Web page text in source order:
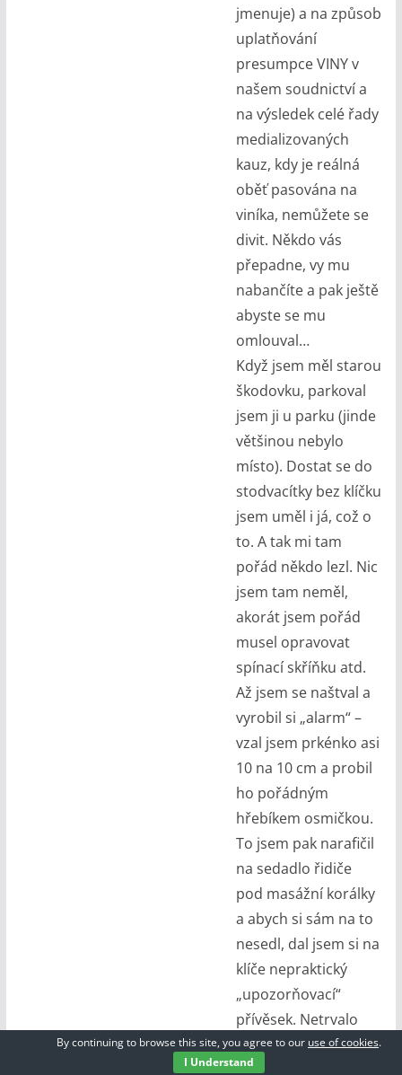
jmenuje) a na způsob
uplatňování
presumpce VINY v
našem soudnictví a
na výsledek celé řady
medializovaných
kauz, kdy je reálná
oběť pasována na
viníka, nemůžete se
divit. Někdo vás
přepadne, vy mu
nabančíte a pak ještě
abyste se mu
omlouval…
Když jsem měl starou
škodovku, parkoval
jsem ji u parku (jinde
většinou nebylo
místo). Dostat se do
stodvacítky bez klíčku
jsem uměl i já, což o
to. A tak mi tam
pořád někdo lezl. Nic
jsem tam neměl,
akorát jsem pořád
musel opravovat
spínací skříňku atd.
Až jsem se naštval a
vyrobil si „alarm“ –
vzal jsem prkénko asi
10 na 10 cm a probil
ho pořádným
hřebíkem osmičkou.
To jsem pak narafičil
na sedadlo řidiče
pod masážní korálky
a abych si sám na to
nesedl, dal jsem si na
klíče nepraktický
„upozorňovací“
přívěsek. Netrvalo
dlouho, přišel jsem k
autu, korálky
By continuing to browse this site, you agree to our use of cookies.
I Understand